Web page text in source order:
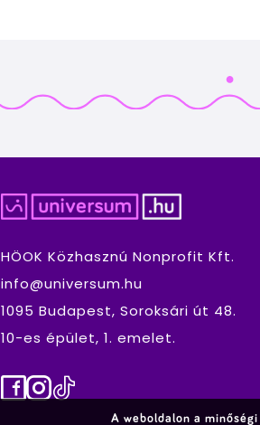
HÖOK Közhasznú Nonprofit Kft.
info@universum.hu
1095 Budapest, Soroksári út 48.
10-es épület, 1. emelet.
Facebook
Instagram
TikTok
A weboldalon a